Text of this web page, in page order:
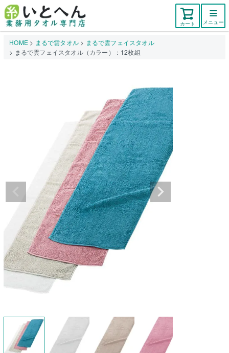
カート メニュー
HOME まるで雲タオル
まるで雲フェイスタオル
まるで雲フェイスタオル（カラー）：12枚組